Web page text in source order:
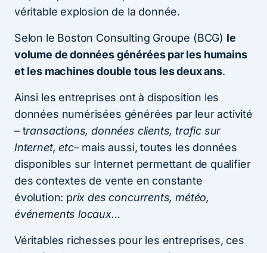
véritable explosion de la donnée.
Selon le Boston Consulting Groupe (BCG) le
volume de données générées par les humains
et les machines double tous les deux ans.
Ainsi les entreprises ont à disposition les
données numérisées générées par leur activité
– transactions, données clients, trafic sur
Internet, etc– mais aussi, toutes les données
disponibles sur Internet permettant de qualifier
des contextes de vente en constante
évolution: prix des concurrents, météo,
événements locaux…
Véritables richesses pour les entreprises, ces